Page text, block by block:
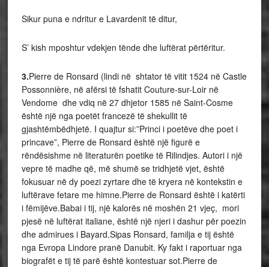
Sikur puna e ndritur e Lavardenit të ditur,
S’ kish mposhtur vdekjen tënde dhe luftërat përtëritur.
3.Pierre de Ronsard (lindi në shtator të vitit 1524 në Castle
Possonnière, në afërsi të fshatit Couture-sur-Loir në
Vendome dhe vdiq në 27 dhjetor 1585 në Saint-Cosme
është një nga poetët francezë të shekullit të
gjashtëmbëdhjetë. I quajtur si:”Princi i poetëve dhe poet i
princave”, Pierre de Ronsard është një figurë e
rëndësishme në literaturën poetike të Rilindjes. Autori i një
vepre të madhe që, më shumë se tridhjetë vjet, është
fokusuar në dy poezi zyrtare dhe të kryera në kontekstin e
luftërave fetare me himne.Pierre de Ronsard është i katërti
i fëmijëve.Babai i tij, një kalorës në moshën 21 vjeç, mori
pjesë në luftërat italiane, është një njeri i dashur për poezin
dhe admirues i Bayard.Sipas Ronsard, familja e tij është
nga Evropa Lindore pranë Danubit. Ky fakt i raportuar nga
biografët e tij të parë është kontestuar sot.Pierre de